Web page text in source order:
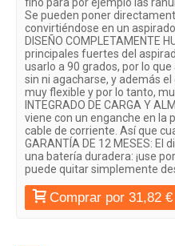
Se pueden poner
convirtiéndose en un
DISEÑO COMPLETAMENTE
principales fuertes del
usarlo a 90 grados, por lo
sin ni agacharse, y además
muy flexible y por lo tanto,
INTEGRADO DE CARGA Y
viene con un enganche en la
cable de corriente. Así que
GARANTÍA DE 12 MESES: El
una batería duradera: ¡use
puede quitar simplemente
Comprar por 31,82 €